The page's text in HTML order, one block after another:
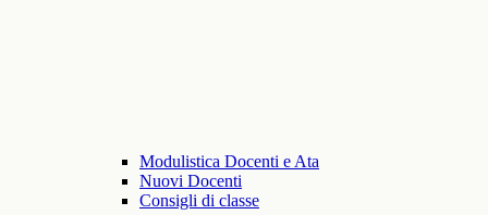
Modulistica Docenti e Ata
Nuovi Docenti
Consigli di classe